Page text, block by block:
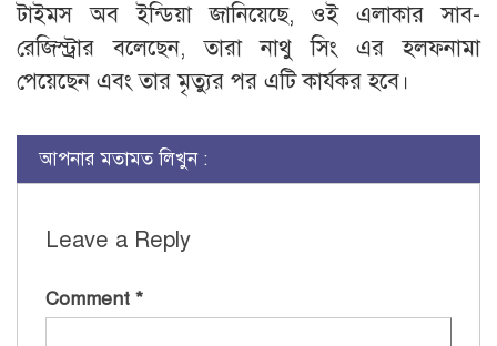
টাইমস অব ইন্ডিয়া জানিয়েছে, ওই এলাকার সাব-
রেজিস্ট্রার বলেছেন, তারা নাথু সিং এর হলফনামা
পেয়েছেন এবং তার মৃত্যুর পর এটি কার্যকর হবে।
আপনার মতামত লিখুন :
Leave a Reply
Comment *